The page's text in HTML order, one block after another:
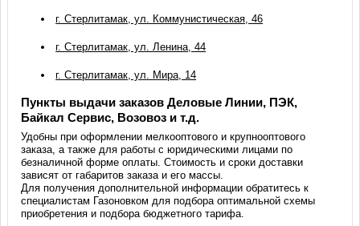
г. Стерлитамак, ул. Коммунистическая, 46
г. Стерлитамак, ул. Ленина, 44
г. Стерлитамак, ул. Мира, 14
Пункты выдачи заказов Деловые Линии, ПЭК,
Байкал Сервис, Возовоз и т.д.
Удобны при оформлении мелкооптового и крупнооптового
заказа, а также для работы с юридическими лицами по
безналичной форме оплаты. Стоимость и сроки доставки
зависят от габаритов заказа и его массы.
Для получения дополнительной информации обратитесь к
специалистам Газоновком для подбора оптимальной схемы
приобретения и подбора бюджетного тарифа.